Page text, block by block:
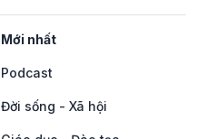
Mới nhất
Podcast
Đời sống - Xã hội